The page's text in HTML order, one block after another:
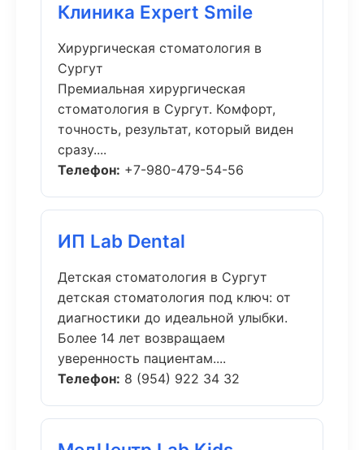
Клиника Expert Smile
Хирургическая стоматология в
Сургут
Премиальная хирургическая
стоматология в Сургут. Комфорт,
точность, результат, который виден
сразу....
Телефон: +7-980-479-54-56
ИП Lab Dental
Детская стоматология в Сургут
детская стоматология под ключ: от
диагностики до идеальной улыбки.
Более 14 лет возвращаем
уверенность пациентам....
Телефон: 8 (954) 922 34 32